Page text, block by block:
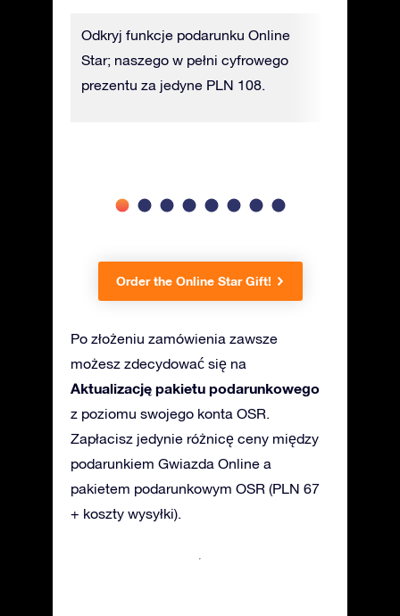
Odkryj funkcje podarunku Online
Star; naszego w pełni cyfrowego
prezentu za jedyne PLN 108.
Order the Online Star Gift!
Po złożeniu zamówienia zawsze
możesz zdecydować się na
Aktualizację pakietu podarunkowego
z poziomu swojego konta OSR.
Zapłacisz jedynie różnicę ceny między
podarunkiem Gwiazda Online a
pakietem podarunkowym OSR (PLN 67
+ koszty wysyłki).